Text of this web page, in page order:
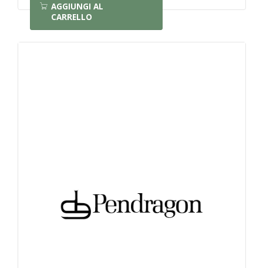
AGGIUNGI AL
CARRELLO